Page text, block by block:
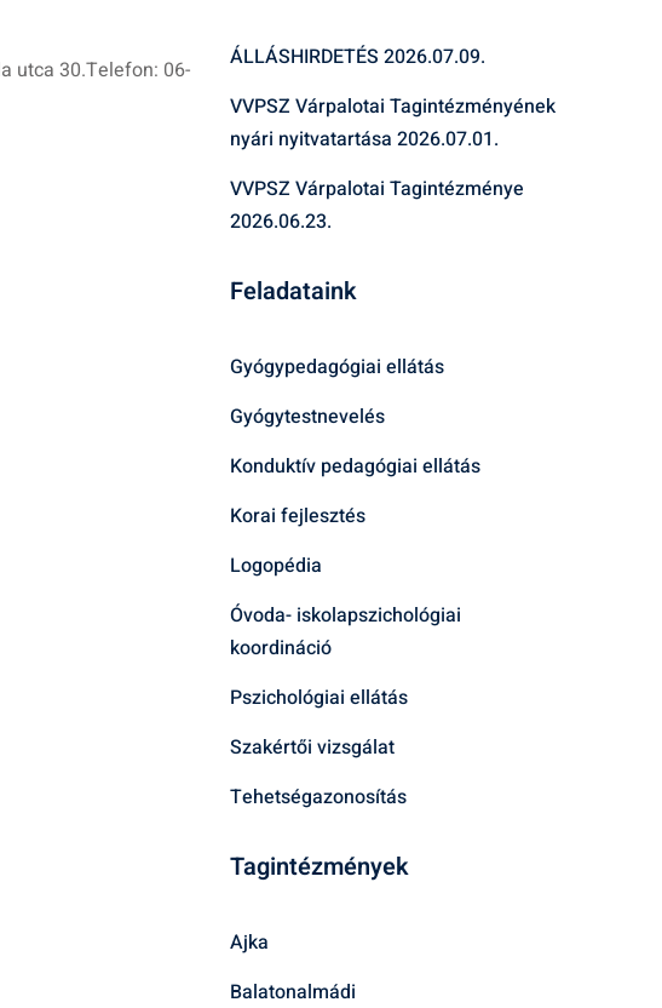
utca 30.Telefon: 06-
ÁLLÁSHIRDETÉS 2026.07.09.
VVPSZ Várpalotai Tagintézményének
nyári nyitvatartása 2026.07.01.
VVPSZ Várpalotai Tagintézménye
2026.06.23.
Feladataink
Gyógypedagógiai ellátás
Gyógytestnevelés
Konduktív pedagógiai ellátás
Korai fejlesztés
Logopédia
Óvoda- iskolapszichológiai
koordináció
Pszichológiai ellátás
Szakértői vizsgálat
Tehetségazonosítás
Tagintézmények
Ajka
Balatonalmádi